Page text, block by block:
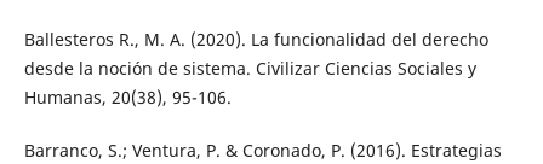
Ballesteros R., M. A. (2020). La funcionalidad del derecho
desde la noción de sistema. Civilizar Ciencias Sociales y
Humanas, 20(38), 95-106.
Barranco, S.; Ventura, P. & Coronado, P. (2016). Estrategias